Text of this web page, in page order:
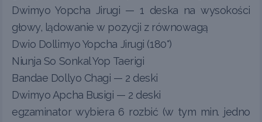
Dwimyo Yopcha Jirugi — 1 deska na wysokości
głowy, lądowanie w pozycji z równowagą
Dwio Dollimyo Yopcha Jirugi (180°)
Niunja So Sonkal Yop Taerigi
Bandae Dollyo Chagi — 2 deski
Dwimyo Apcha Busigi — 2 deski
egzaminator wybiera 6 rozbić (w tym min. jedno